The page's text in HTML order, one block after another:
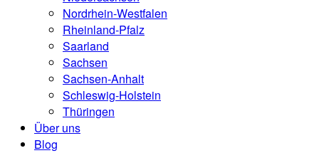
Nordrhein-Westfalen
Rheinland-Pfalz
Saarland
Sachsen
Sachsen-Anhalt
Schleswig-Holstein
Thüringen
Über uns
Blog